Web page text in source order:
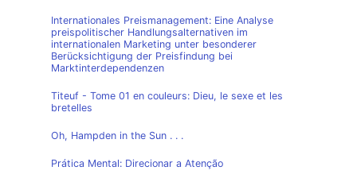
Internationales Preismanagement: Eine Analyse
preispolitischer Handlungsalternativen im
internationalen Marketing unter besonderer
Berücksichtigung der Preisfindung bei
Marktinterdependenzen
Titeuf - Tome 01 en couleurs: Dieu, le sexe et les
bretelles
Oh, Hampden in the Sun . . .
Prática Mental: Direcionar a Atenção